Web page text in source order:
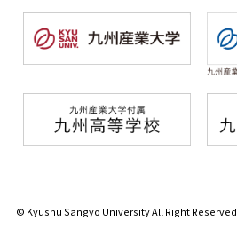
© Kyushu Sangyo University All Right Reserved